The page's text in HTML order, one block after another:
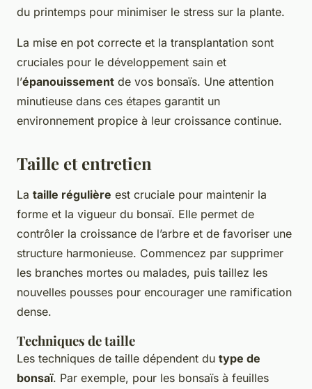
du printemps pour minimiser le stress sur la plante.
La mise en pot correcte et la transplantation sont
cruciales pour le développement sain et
l’épanouissement de vos bonsaïs. Une attention
minutieuse dans ces étapes garantit un
environnement propice à leur croissance continue.
Taille et entretien
La taille régulière est cruciale pour maintenir la
forme et la vigueur du bonsaï. Elle permet de
contrôler la croissance de l’arbre et de favoriser une
structure harmonieuse. Commencez par supprimer
les branches mortes ou malades, puis taillez les
nouvelles pousses pour encourager une ramification
dense.
Techniques de taille
Les techniques de taille dépendent du type de
bonsaï. Par exemple, pour les bonsaïs à feuilles